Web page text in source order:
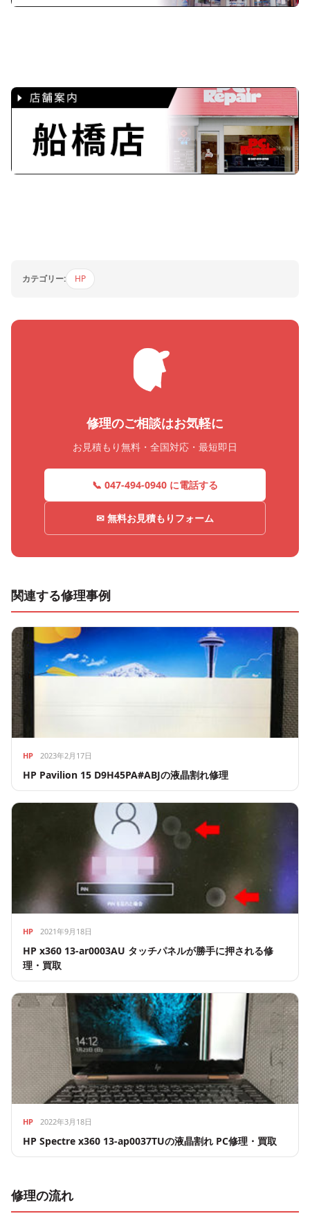
カテゴリー: HP
修理のご相談はお気軽に
お見積もり無料・全国対応・最短即日
📞 047-494-0940 に電話する
✉ 無料お見積もりフォーム
関連する修理事例
HP 2023年2月17日
HP Pavilion 15 D9H45PA#ABJの液晶割れ修理
HP 2021年9月18日
HP x360 13-ar0003AU タッチパネルが勝手に押される修
理・買取
HP 2022年3月18日
HP Spectre x360 13-ap0037TUの液晶割れ PC修理・買取
修理の流れ